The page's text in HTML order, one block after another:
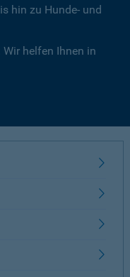
hin zu Hunde- und
helfen Ihnen in